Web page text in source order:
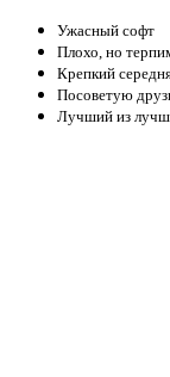
Ужасный софт
Плохо, но
Крепкий
Посоветую
Лучший из